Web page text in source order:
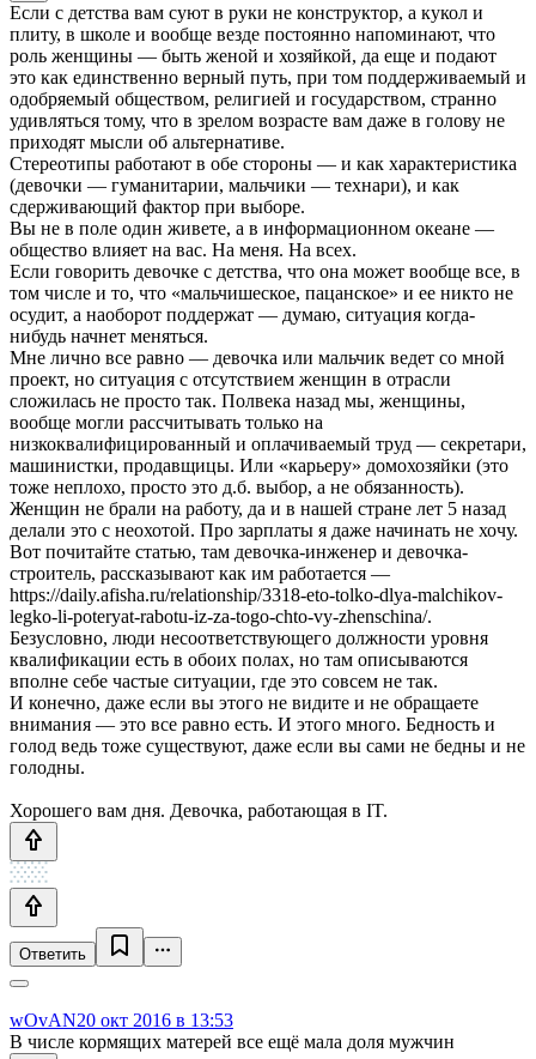
Если с детства вам суют в руки не конструктор, а кукол и
плиту, в школе и вообще везде постоянно напоминают, что
роль женщины — быть женой и хозяйкой, да еще и подают
это как единственно верный путь, при том поддерживаемый и
одобряемый обществом, религией и государством, странно
удивляться тому, что в зрелом возрасте вам даже в голову не
приходят мысли об альтернативе.
Стереотипы работают в обе стороны — и как характеристика
(девочки — гуманитарии, мальчики — технари), и как
сдерживающий фактор при выборе.
Вы не в поле один живете, а в информационном океане —
общество влияет на вас. На меня. На всех.
Если говорить девочке с детства, что она может вообще все, в
том числе и то, что «мальчишеское, пацанское» и ее никто не
осудит, а наоборот поддержат — думаю, ситуация когда-
нибудь начнет меняться.
Мне лично все равно — девочка или мальчик ведет со мной
проект, но ситуация с отсутствием женщин в отрасли
сложилась не просто так. Полвека назад мы, женщины,
вообще могли рассчитывать только на
низкоквалифицированный и оплачиваемый труд — секретари,
машинистки, продавщицы. Или «карьеру» домохозяйки (это
тоже неплохо, просто это д.б. выбор, а не обязанность).
Женщин не брали на работу, да и в нашей стране лет 5 назад
делали это с неохотой. Про зарплаты я даже начинать не хочу.
Вот почитайте статью, там девочка-инженер и девочка-
строитель, рассказывают как им работается —
https://daily.afisha.ru/relationship/3318-eto-tolko-dlya-malchikov-
legko-li-poteryat-rabotu-iz-za-togo-chto-vy-zhenschina/.
Безусловно, люди несоответствующего должности уровня
квалификации есть в обоих полах, но там описываются
вполне себе частые ситуации, где это совсем не так.
И конечно, даже если вы этого не видите и не обращаете
внимания — это все равно есть. И этого много. Бедность и
голод ведь тоже существуют, даже если вы сами не бедны и не
голодны.
Хорошего вам дня. Девочка, работающая в IT.
Ответить
wOvAN20 окт 2016 в 13:53
В числе кормящих матерей все ещё мала доля мужчин